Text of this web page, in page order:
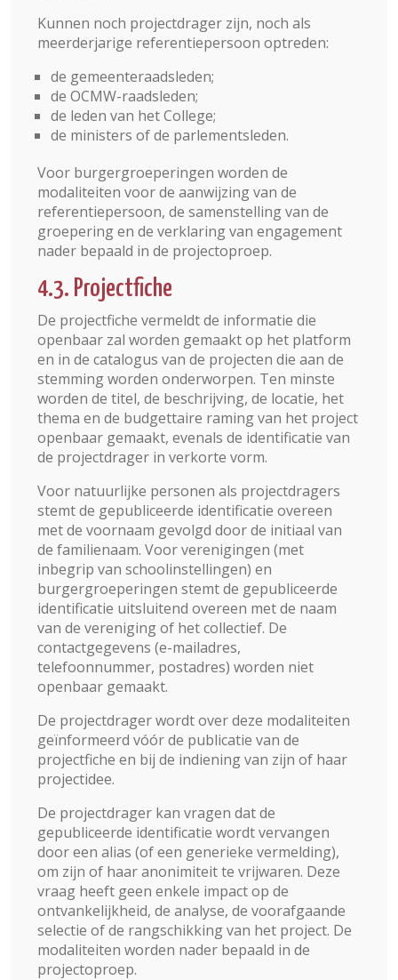
Kunnen noch projectdrager zijn, noch als
meerderjarige referentiepersoon optreden:
de gemeenteraadsleden;
de OCMW-raadsleden;
de leden van het College;
de ministers of de parlementsleden.
Voor burgergroeperingen worden de
modaliteiten voor de aanwijzing van de
referentiepersoon, de samenstelling van de
groepering en de verklaring van engagement
nader bepaald in de projectoproep.
4.3. Projectfiche
De projectfiche vermeldt de informatie die
openbaar zal worden gemaakt op het platform
en in de catalogus van de projecten die aan de
stemming worden onderworpen. Ten minste
worden de titel, de beschrijving, de locatie, het
thema en de budgettaire raming van het project
openbaar gemaakt, evenals de identificatie van
de projectdrager in verkorte vorm.
Voor natuurlijke personen als projectdragers
stemt de gepubliceerde identificatie overeen
met de voornaam gevolgd door de initiaal van
de familienaam. Voor verenigingen (met
inbegrip van schoolinstellingen) en
burgergroeperingen stemt de gepubliceerde
identificatie uitsluitend overeen met de naam
van de vereniging of het collectief. De
contactgegevens (e-mailadres,
telefoonnummer, postadres) worden niet
openbaar gemaakt.
De projectdrager wordt over deze modaliteiten
geïnformeerd vóór de publicatie van de
projectfiche en bij de indiening van zijn of haar
projectidee.
De projectdrager kan vragen dat de
gepubliceerde identificatie wordt vervangen
door een alias (of een generieke vermelding),
om zijn of haar anonimiteit te vrijwaren. Deze
vraag heeft geen enkele impact op de
ontvankelijkheid, de analyse, de voorafgaande
selectie of de rangschikking van het project. De
modaliteiten worden nader bepaald in de
projectoproep.